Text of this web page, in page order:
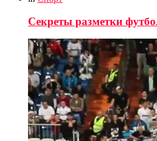
Секреты разметки